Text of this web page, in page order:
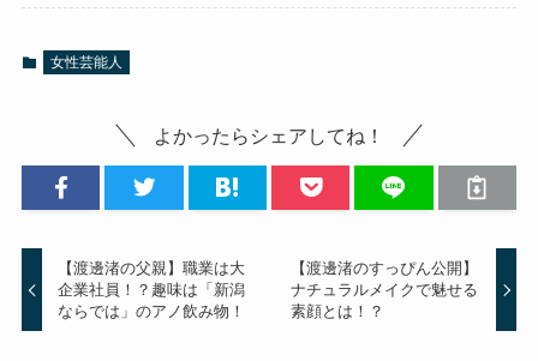
女性芸能人
よかったらシェアしてね！
【渡邊渚の父親】職業は大
企業社員！？趣味は「新潟
ならでは」のアノ飲み物！
【渡邊渚のすっぴん公開】
ナチュラルメイクで魅せる
素顔とは！？